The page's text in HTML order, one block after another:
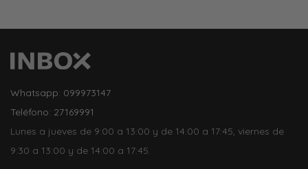
Whatsapp: 099973147
Teléfono: 27169991
Lunes a jueves de 9:00 a 13:00 y de 14:00 a 17:45, viernes de
9:30 a 13:00 y de 14:00 a 17:45.